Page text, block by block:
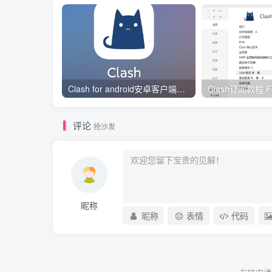
Clash for android安卓客户端保姆级新手使用教程
评论 抢沙发
昵称
昵称
表情 代码